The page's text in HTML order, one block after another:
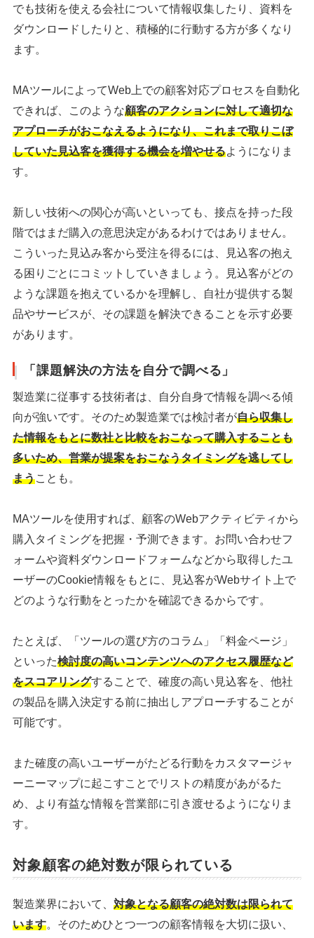
でも技術を使える会社について情報収集したり、資料を
ダウンロードしたりと、積極的に行動する方が多くなり
ます。
MAツールによってWeb上での顧客対応プロセスを自動化
できれば、このような顧客のアクションに対して適切な
アプローチがおこなえるようになり、これまで取りこぼ
していた見込客を獲得する機会を増やせるようになりま
す。
新しい技術への関心が高いといっても、接点を持った段
階ではまだ購入の意思決定があるわけではありません。
こういった見込み客から受注を得るには、見込客の抱え
る困りごとにコミットしていきましょう。見込客がどの
ような課題を抱えているかを理解し、自社が提供する製
品やサービスが、その課題を解決できることを示す必要
があります。
「課題解決の方法を自分で調べる」
製造業に従事する技術者は、自分自身で情報を調べる傾
向が強いです。そのため製造業では検討者が自ら収集し
た情報をもとに数社と比較をおこなって購入することも
多いため、営業が提案をおこなうタイミングを逃してし
まうことも。
MAツールを使用すれば、顧客のWebアクティビティから
購入タイミングを把握・予測できます。お問い合わせフ
ォームや資料ダウンロードフォームなどから取得したユ
ーザーのCookie情報をもとに、見込客がWebサイト上で
どのような行動をとったかを確認できるからです。
たとえば、「ツールの選び方のコラム」「料金ページ」
といった検討度の高いコンテンツへのアクセス履歴など
をスコアリングすることで、確度の高い見込客を、他社
の製品を購入決定する前に抽出しアプローチすることが
可能です。
また確度の高いユーザーがたどる行動をカスタマージャ
ーニーマップに起こすことでリストの精度があがるた
め、より有益な情報を営業部に引き渡せるようになりま
す。
対象顧客の絶対数が限られている
製造業界において、 対象となる顧客の絶対数は限られて
います。そのためひとつ一つの顧客情報を大切に扱い、